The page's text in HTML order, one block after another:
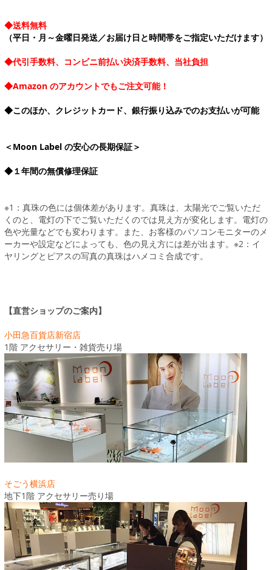
◆送料無料
（平日・月～金曜日発送／お届け日と時間帯をご指定いただけます）
◆代引手数料、コンビニ前払い決済手数料、当社負担
◆Amazon のアカウントでもご注文可能！
◆このほか、クレジットカード、銀行振り込みでのお支払いが可能
＜Moon Label の安心の長期保証＞
◆１年間の無償修理保証
※1：真珠の色には個体差があります。真珠は、太陽光でご覧いただ
くのと、電灯の下でご覧いただくのでは見え方が変化します。電灯の
色や光量などでも変わります。また、お客様のパソコンモニターのメ
ーカーや設定などによっても、色の見え方には差が出ます。※2：イ
ヤリングとピアスの写真の真珠はハメコミ合成です。
【直営ショップのご案内】
小田急百貨店新宿店
1階 アクセサリー・雑貨売り場
そごう横浜店
地下1階 アクセサリー売り場